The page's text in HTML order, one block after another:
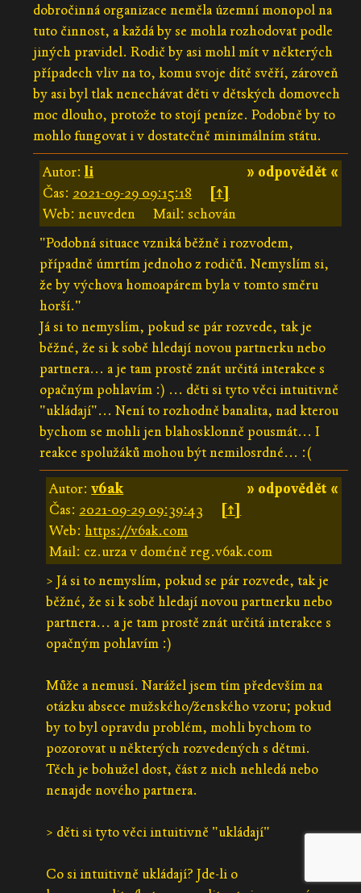
dobročinná organizace neměla územní monopol na
tuto činnost, a každá by se mohla rozhodovat podle
jiných pravidel. Rodič by asi mohl mít v některých
případech vliv na to, komu svoje dítě svěří, zároveň
by asi byl tlak nenechávat děti v dětských domovech
moc dlouho, protože to stojí peníze. Podobně by to
mohlo fungovat i v dostatečně minimálním státu.
» odpovědět «
Autor:li
Čas: 2021-09-29 09:15:18
[↑]
Web: neuveden
Mail: schován
"Podobná situace vzniká běžně i rozvodem,
případně úmrtím jednoho z rodičů. Nemyslím si,
že by výchova homoapárem byla v tomto směru
horší."
Já si to nemyslím, pokud se pár rozvede, tak je
běžné, že si k sobě hledají novou partnerku nebo
partnera... a je tam prostě znát určitá interakce s
opačným pohlavím :) ... děti si tyto věci intuitivně
"ukládají"... Není to rozhodně banalita, nad kterou
bychom se mohli jen blahosklonně pousmát... I
reakce spolužáků mohou být nemilosrdné... :(
» odpovědět «
Autor:v6ak
Čas: 2021-09-29 09:39:43
[↑]
Web:https://v6ak.com
Mail: cz.urza v doméně reg.v6ak.com
> Já si to nemyslím, pokud se pár rozvede, tak je
běžné, že si k sobě hledají novou partnerku nebo
partnera... a je tam prostě znát určitá interakce s
opačným pohlavím :)
Může a nemusí. Narážel jsem tím především na
otázku absece mužského/ženského vzoru; pokud
by to byl opravdu problém, mohli bychom to
pozorovat u některých rozvedených s dětmi.
Těch je bohužel dost, část z nich nehledá nebo
nenajde nového partnera.
> děti si tyto věci intuitivně "ukládají"
Co si intuitivně ukládají? Jde-li o